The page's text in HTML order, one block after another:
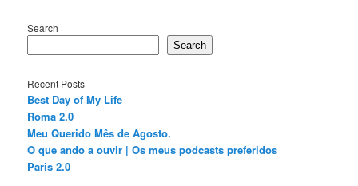
Search
Search
Recent Posts
Best Day of My Life
Roma 2.0
Meu Querido Mês de Agosto.
O que ando a ouvir | Os meus podcasts preferidos
Paris 2.0